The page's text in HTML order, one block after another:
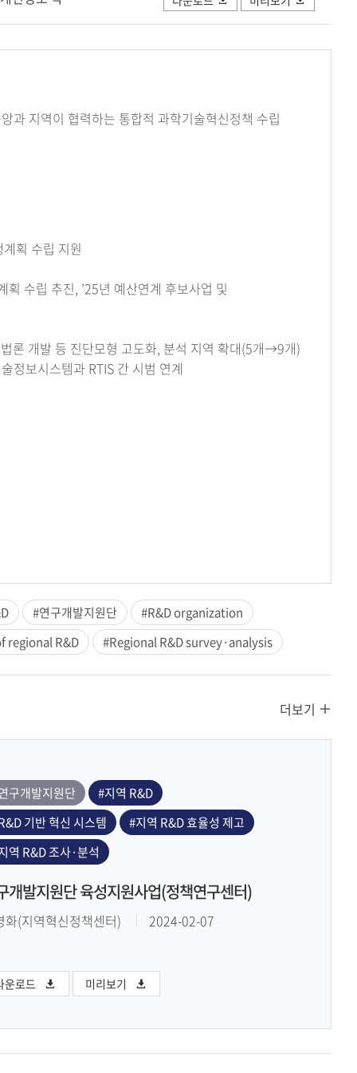
과 지역이 협력하는 통합적 과학기술혁신정책 수립
획 수립 지원
수립 추진, ’25년 예산연계 후보사업 및
론 개발 등 진단모형 고도화, 분석 지역 확대(5개→9개)
정보시스템과 RTIS 간 시범 연계
#연구개발지원단
#R&D organization
regional R&D #Regional R&D survey·analysis
구개발지원단
#지역 R&D
기반 혁신 시스템
#지역 R&D 효율성 제고
역 R&D 조사·분석
개발지원단 육성지원사업(정책연구센터)
화(지역혁신정책센터) 2024-02-07
운로드 미리보기
더보기